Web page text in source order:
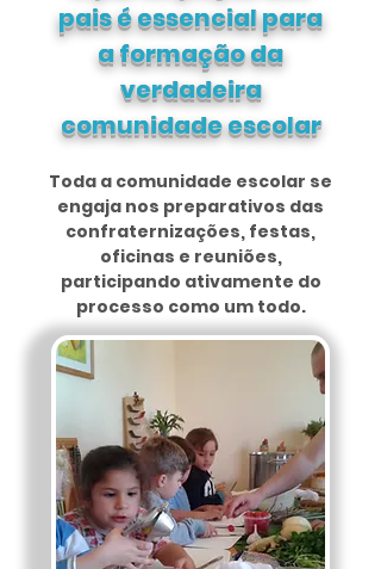
pais é essencial para
a formação da
verdadeira
comunidade escolar
Toda a comunidade escolar se
engaja nos preparativos das
confraternizações, festas,
oficinas e reuniões,
participando ativamente do
processo como um todo.